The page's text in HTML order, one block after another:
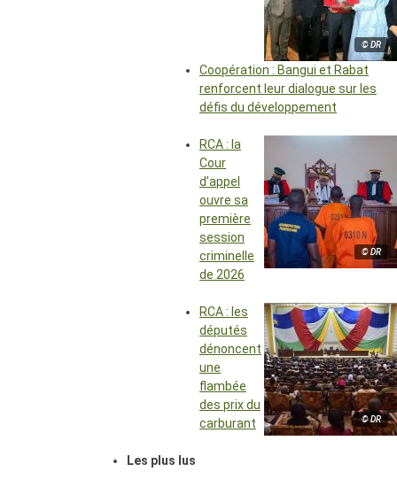
© DR
Coopération : Bangui et Rabat
renforcent leur dialogue sur les
défis du développement
© DR
RCA : la
Cour
d’appel
ouvre sa
première
session
criminelle
de 2026
© DR
RCA : les
députés
dénoncent
une
flambée
des prix du
carburant
Les plus lus